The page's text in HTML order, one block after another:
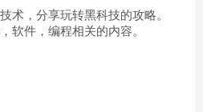
术，分享玩转黑科技的攻略。
软件，编程相关的内容。